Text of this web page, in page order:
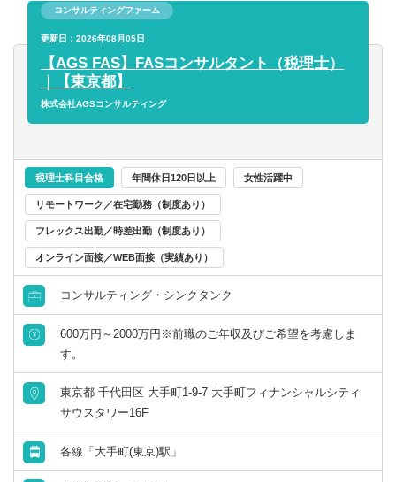
コンサルティングファーム
更新日：2026年08月05日
【AGS FAS】FASコンサルタント（税理士）
｜【東京都】
株式会社AGSコンサルティング
税理士科目合格 年間休日120日以上 女性活躍中
リモートワーク／在宅勤務（制度あり）
フレックス出勤／時差出勤（制度あり）
オンライン面接／WEB面接（実績あり）
コンサルティング・シンクタンク
600万円～2000万円※前職のご年収及びご希望を考慮しま
す。
東京都 千代田区 大手町1-9-7 大手町フィナンシャルシティ
サウスタワー16F
各線「大手町(東京)駅」